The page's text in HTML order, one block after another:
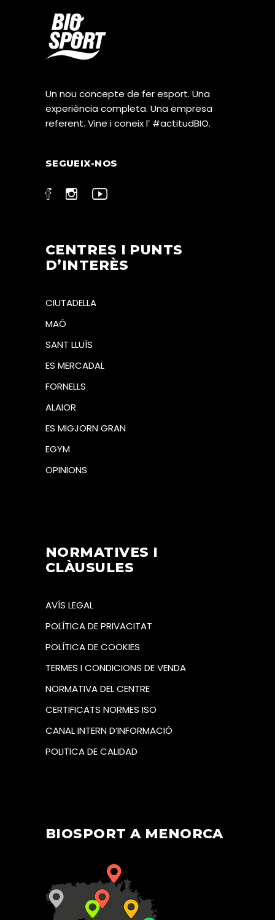
Un nou concepte de fer esport. Una
experiència completa. Una empresa
referent. Vine i coneix l’ #actitudBIO.
SEGUEIX-NOS
CENTRES I PUNTS
D’INTERÈS
CIUTADELLA
MAÓ
SANT LLUÍS
ES MERCADAL
FORNELLS
ALAIOR
ES MIGJORN GRAN
EGYM
OPINIONS
NORMATIVES I
CLÀUSULES
AVÍS LEGAL
POLÍTICA DE PRIVACITAT
POLÍTICA DE COOKIES
TERMES I CONDICIONS DE VENDA
NORMATIVA DEL CENTRE
CERTIFICATS NORMES ISO
CANAL INTERN D’INFORMACIÓ
POLITICA DE CALIDAD
BIOSPORT A MENORCA